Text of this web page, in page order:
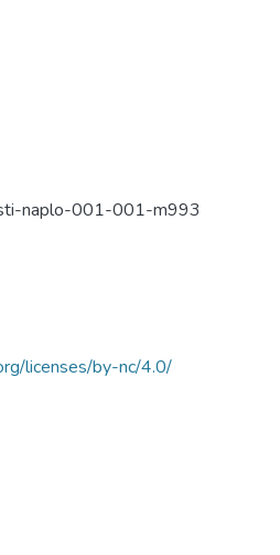
naplo-001-001-m993
licenses/by-nc/4.0/